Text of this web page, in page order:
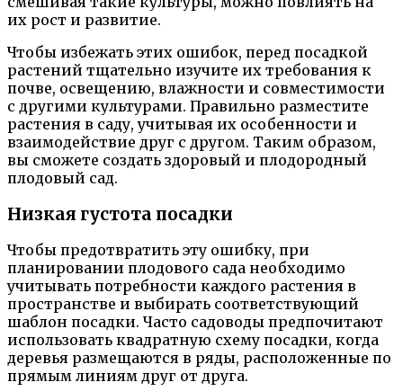
их рост и развитие.
Чтобы избежать этих ошибок, перед посадкой
растений тщательно изучите их требования к
почве, освещению, влажности и совместимости
с другими культурами. Правильно разместите
растения в саду, учитывая их особенности и
взаимодействие друг с другом. Таким образом,
вы сможете создать здоровый и плодородный
плодовый сад.
Низкая густота посадки
Чтобы предотвратить эту ошибку, при
планировании плодового сада необходимо
учитывать потребности каждого растения в
пространстве и выбирать соответствующий
шаблон посадки. Часто садоводы предпочитают
использовать квадратную схему посадки, когда
деревья размещаются в ряды, расположенные по
прямым линиям друг от друга.